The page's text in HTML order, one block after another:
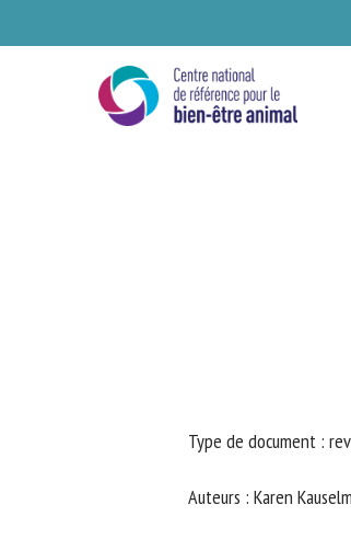
Type de document :
Auteurs : Karen